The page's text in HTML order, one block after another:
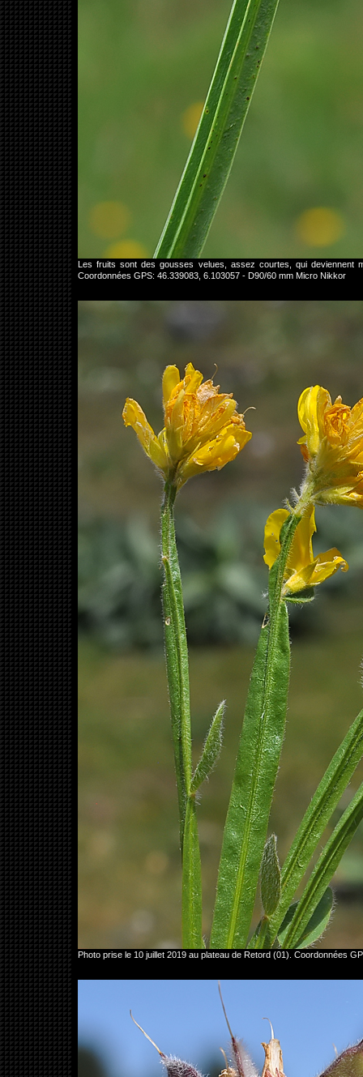
Les fruits sont des gousses velues, assez courtes, qui deviennent
Coordonnées GPS: 46.339083, 6.103057 - D90/60 mm Micro Nikkor
Photo prise le 10 juillet 2019 au plateau de Retord (01). Coordonnées